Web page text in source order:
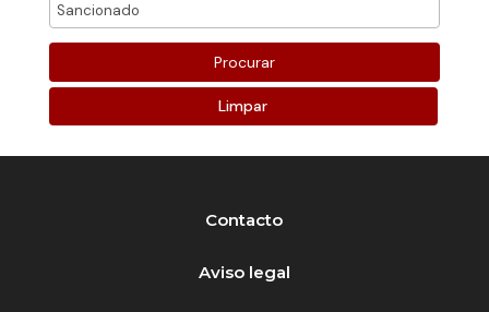
Limpar
Contacto
Aviso legal